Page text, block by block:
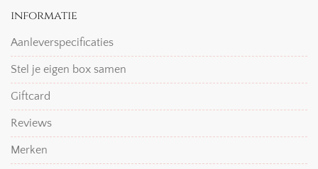
informatie
Aanleverspecificaties
Stel je eigen box samen
Giftcard
Reviews
Merken